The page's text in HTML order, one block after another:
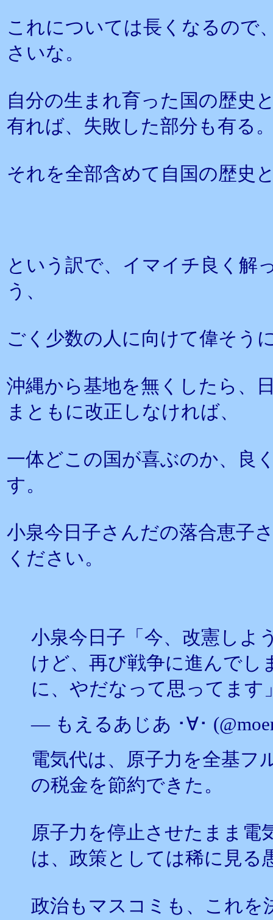
これについては長くなるので
さいな。
自分の生まれ育った国の歴史
有れば、失敗した部分も有る
それを全部含めて自国の歴史
という訳で、イマイチ良く解
う、
ごく少数の人に向けて偉そう
沖縄から基地を無くしたら、
まともに改正しなければ、
一体どこの国が喜ぶのか、良
す。
小泉今日子さんだの落合恵子
ください。
小泉今日子「今、改憲しよ
けど、再び戦争に進んでし
に、やだなって思ってます
— もえるあじあ ･∀･
電気代は、原子力を全基フ
の税金を節約できた。
原子力を停止させたまま電
は、政策としては稀に見る
政治もマスコミも、これを